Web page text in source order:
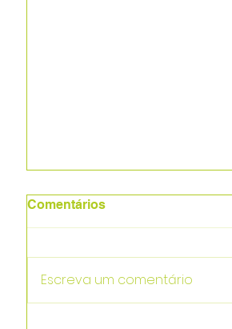
Comentários
Escreva um comentário